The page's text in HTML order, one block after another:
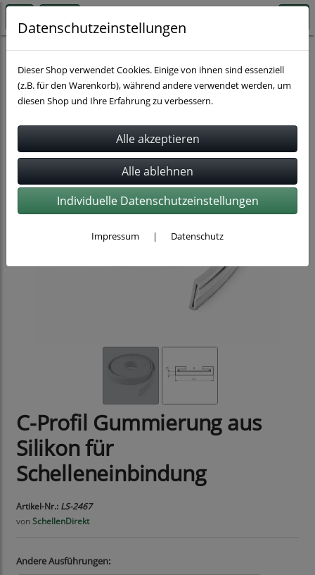
Schlauchbefestigung
C-Profil Gummierung aus
Silikon für
Schelleneinbindung
Artikel-Nr.: LS-2467
vonSchellenDirekt
Andere Ausführungen:
Datenschutzeinstellungen
Dieser Shop verwendet Cookies. Einige von ihnen sind essenziell
(z.B. für den Warenkorb), während andere verwendet werden, um
diesen Shop und Ihre Erfahrung zu verbessern.
Individuelle Datenschutzeinstellungen
Impressum | Datenschutz